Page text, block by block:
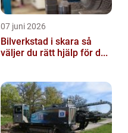
07 juni 2026
Bilverkstad i skara så
väljer du rätt hjälp för d...